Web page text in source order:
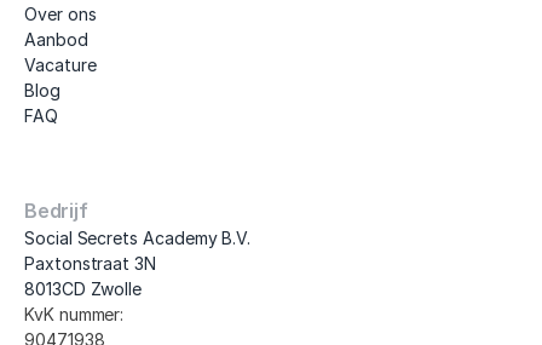
Over ons
Aanbod
Vacature
Blog
FAQ
Bedrijf
Social Secrets Academy B.V.
Paxtonstraat 3N
8013CD Zwolle
KvK nummer:
90471938